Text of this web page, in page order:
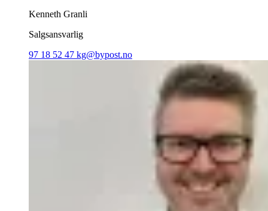
Kenneth Granli
Salgsansvarlig
97 18 52 47 kg@bypost.no